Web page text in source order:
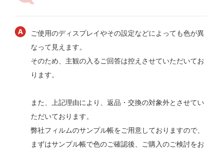
ご使用のディスプレイやその設定などによっても色が異
なって見えます。
そのため、主観の入るご回答は控えさせていただいてお
ります。
また、上記理由により、返品・交換の対象外とさせてい
ただいております。
弊社フィルムのサンプル帳をご用意しておりますので、
まずはサンプル帳で色のご確認後、ご購入のご検討をお